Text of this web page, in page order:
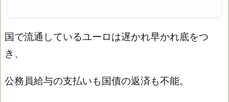
国で流通しているユーロは遅かれ早かれ底をつ
き、
公務員給与の支払いも国債の返済も不能。